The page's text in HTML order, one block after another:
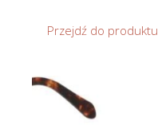
Przejdź do produktu